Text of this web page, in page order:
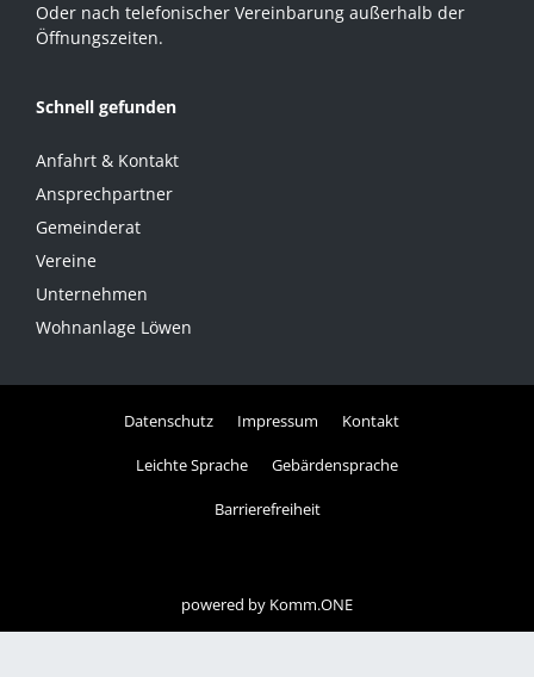
Oder nach telefonischer Vereinbarung außerhalb der
Öffnungszeiten.
Schnell gefunden
Anfahrt & Kontakt
Ansprechpartner
Gemeinderat
Vereine
Unternehmen
Wohnanlage Löwen
Datenschutz Impressum Kontakt
Leichte Sprache Gebärdensprache
Barrierefreiheit
powered by Komm.ONE